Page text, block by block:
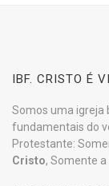
IBF. CRISTO É
Somos uma igreja
fundamentais do
Protestante:
Cristo, Somente a